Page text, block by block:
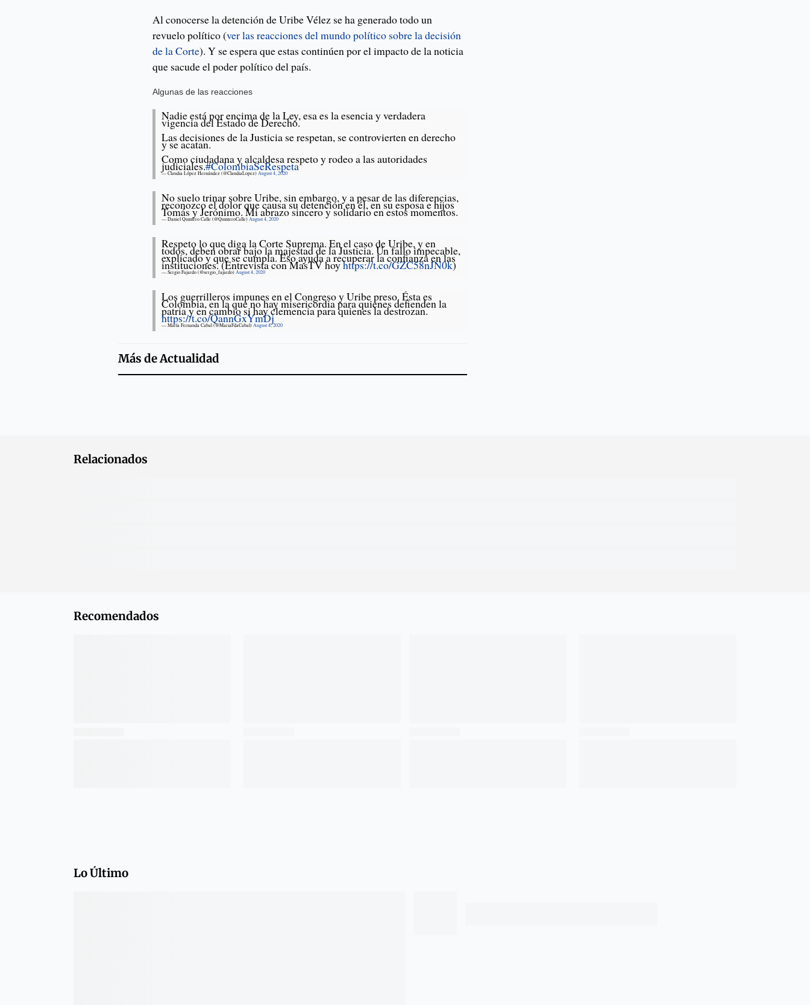
Al conocerse la detención de Uribe Vélez se ha generado todo un
revuelo político (ver las reacciones del mundo político sobre la decisión
de la Corte). Y se espera que estas continúen por el impacto de la noticia
que sacude el poder político del país.
Algunas de las reacciones
Nadie está por encima de la Ley, esa es la esencia y verdadera
vigencia del Estado de Derecho.
Las decisiones de la Justicia se respetan, se controvierten en derecho
y se acatan.
Como ciudadana y alcaldesa respeto y rodeo a las autoridades
judiciales.#ColombiaSeRespeta
— Claudia López Hernández (@ClaudiaLopez)August 4, 2020
No suelo trinar sobre Uribe, sin embargo, y a pesar de las diferencias,
reconozco el dolor que causa su detención en él, en su esposa e hijos
Tomás y Jerónimo. Mi abrazo sincero y solidario en estos momentos.
— Daniel Quintero Calle (@QuinteroCalle)August 4, 2020
Respeto lo que diga la Corte Suprema. En el caso de Uribe, y en
todos, deben obrar bajo la majestad de la Justicia. Un fallo impecable,
explicado y que se cumpla. Eso ayuda a recuperar la confianza en las
instituciones. (Entrevista con MasTV hoyhttps://t.co/GZC58nJN0k)
— Sergio Fajardo (@sergio_fajardo)August 4, 2020
Los guerrilleros impunes en el Congreso y Uribe preso. Ésta es
Colombia, en la que no hay misericordia para quienes defienden la
patria y en cambio si hay clemencia para quienes la destrozan.
https://t.co/QannGxYmDj
— María Fernanda Cabal (@MariaFdaCabal)August 4, 2020
Más deActualidad
Relacionados
Recomendados
Lo Último